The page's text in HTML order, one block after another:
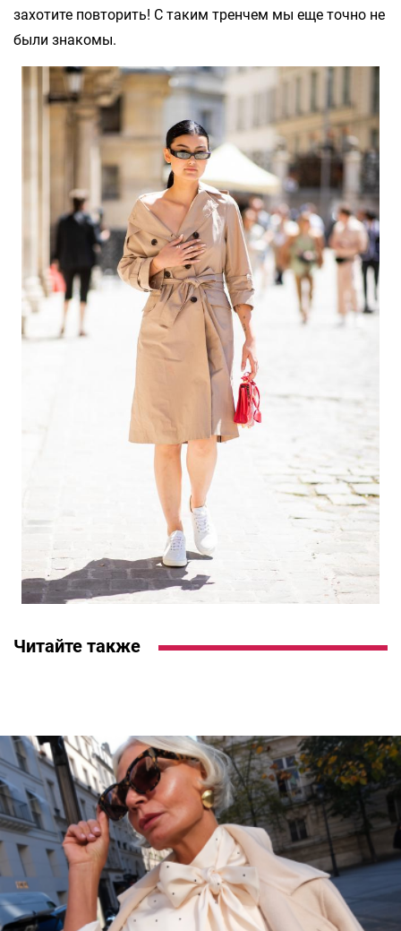
захотите повторить! С таким тренчем мы еще точно не
были знакомы.
Читайте также